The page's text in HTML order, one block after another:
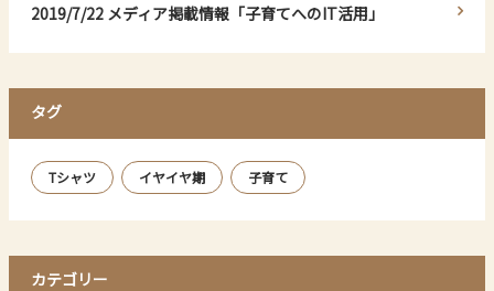
2019/7/22 メディア掲載情報「子育てへのIT活用」
タグ
Tシャツ イヤイヤ期 子育て
カテゴリー